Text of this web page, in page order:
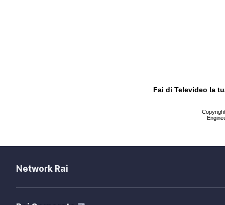
Fai di Televideo la